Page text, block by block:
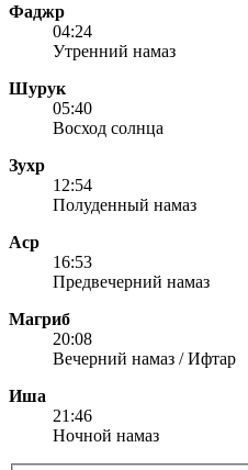
Фаджр
04:24
Утренний намаз
Шурук
05:40
Восход солнца
Зухр
12:54
Полуденный намаз
Аср
16:53
Предвечерний намаз
Магриб
20:08
Вечерний намаз / Ифтар
Иша
21:46
Ночной намаз